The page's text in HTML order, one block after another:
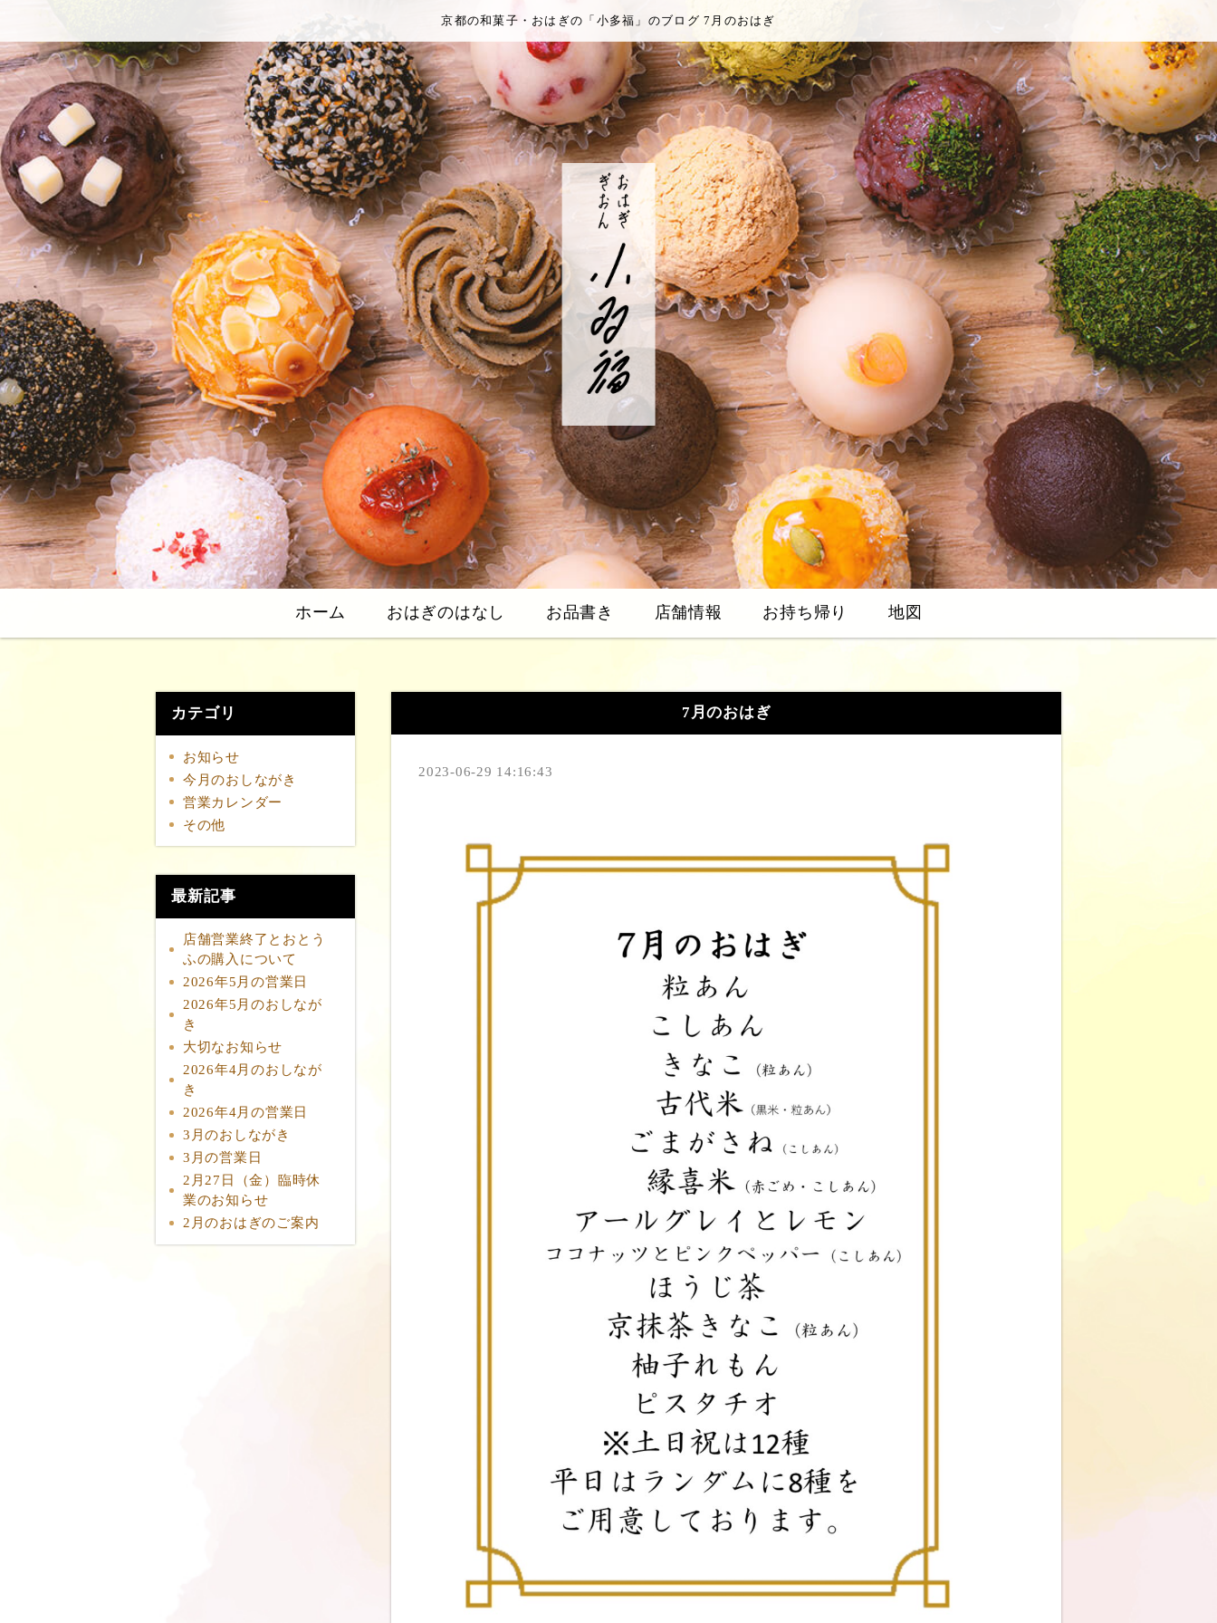
京都の和菓子・おはぎの「小多福」のブログ 7月のおはぎ
ホーム おはぎのはなし お品書き 店舗情報 お持ち帰り 地図
カテゴリ
お知らせ
今月のおしながき
営業カレンダー
その他
最新記事
店舗営業終了とおとう
ふの購入について
2026年5月の営業日
2026年5月のおしなが
き
大切なお知らせ
2026年4月のおしなが
き
2026年4月の営業日
3月のおしながき
3月の営業日
2月27日（金）臨時休
業のお知らせ
2月のおはぎのご案内
7月のおはぎ
2023-06-29 14:16:43